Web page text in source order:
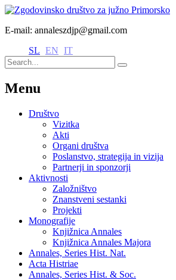
E-mail: annaleszdjp@gmail.com
SL EN IT
Menu
Društvo
Vizitka
Akti
Organi društva
Poslanstvo, strategija in vizija
Partnerji in sponzorji
Aktivnosti
Založništvo
Znanstveni sestanki
Projekti
Monografije
Knjižnica Annales
Knjižnica Annales Majora
Annales, Series Hist. Nat.
Acta Histriae
Annales, Series Hist. & Soc.